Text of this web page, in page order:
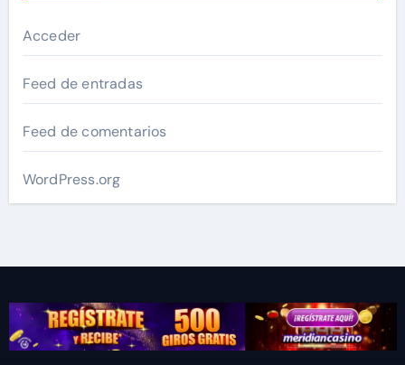
Acceder
Feed de entradas
Feed de comentarios
WordPress.org